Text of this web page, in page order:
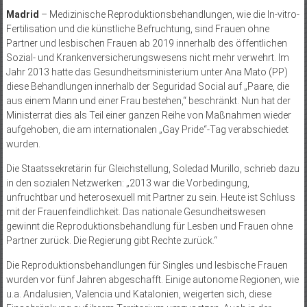
Madrid – Medizinische Reproduktionsbehandlungen, wie die In-vitro-
Fertilisation und die künstliche Befruchtung, sind Frauen ohne
Partner und lesbischen Frauen ab 2019 innerhalb des öffentlichen
Sozial- und Krankenversicherungswesens nicht mehr verwehrt. Im
Jahr 2013 hatte das Gesundheitsministerium unter Ana Mato (PP)
diese Behandlungen innerhalb der Seguridad Social auf „Paare, die
aus einem Mann und einer Frau bestehen,“ beschränkt. Nun hat der
Ministerrat dies als Teil einer ganzen Reihe von Maßnahmen wieder
aufgehoben, die am internationalen „Gay Pride“-Tag verabschiedet
wurden.
Die Staatssekretärin für Gleichstellung, Soledad Murillo, schrieb dazu
in den sozialen Netzwerken: „2013 war die Vorbedingung,
unfruchtbar und heterosexuell mit Partner zu sein. Heute ist Schluss
mit der Frauenfeindlichkeit. Das nationale Gesundheitswesen
gewinnt die Reproduktionsbehandlung für Lesben und Frauen ohne
Partner zurück. Die Regierung gibt Rechte zurück.“
Die Reproduktionsbehandlungen für Singles und lesbische Frauen
wurden vor fünf Jahren abgeschafft. Einige autonome Regionen, wie
u.a. Andalusien, Valencia und Katalonien, weigerten sich, diese